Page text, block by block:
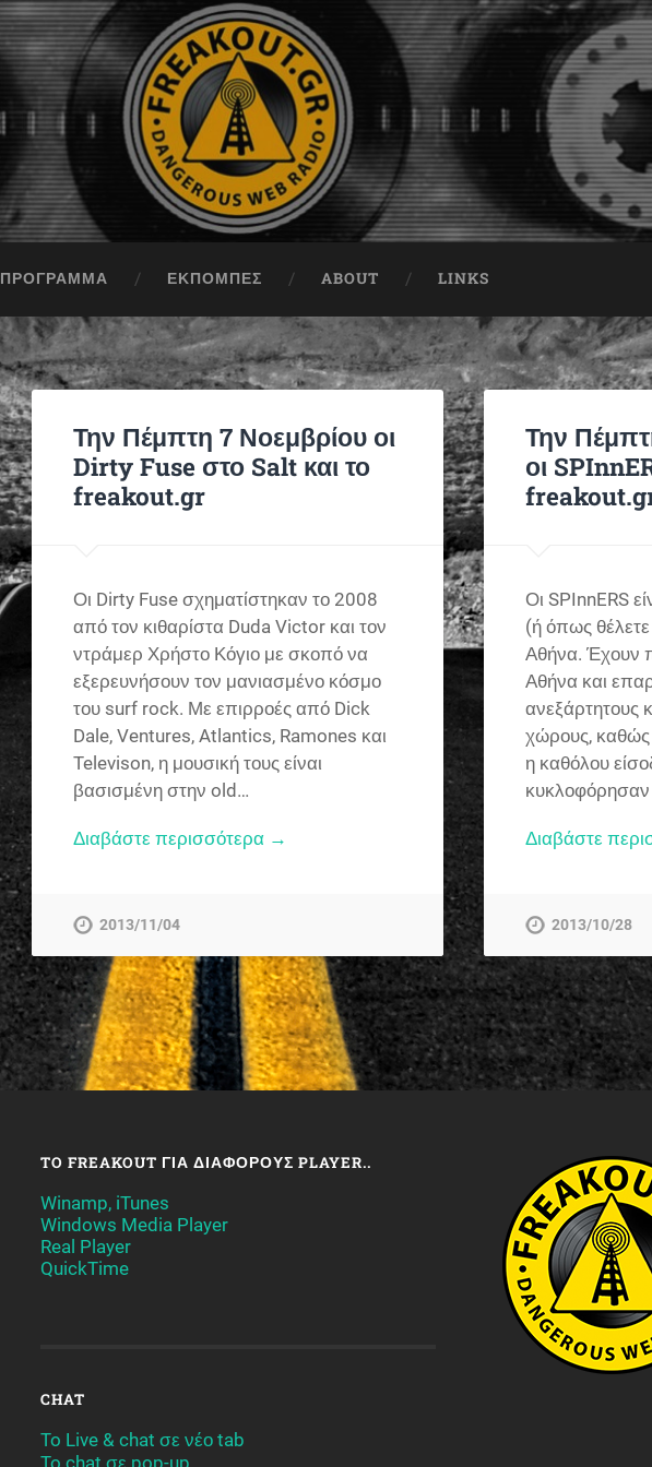
ΠΡΟΓΡΑΜΜΑ ΕΚΠΟΜΠΈΣ ABOUT LINKS
Την Πέμπτη 7 Νοεμβρίου οι
Dirty Fuse στο Salt και το
freakout.gr
Οι Dirty Fuse σχηματίστηκαν το 2008
από τον κιθαρίστα Duda Victor και τον
ντράμερ Χρήστο Κόγιο με σκοπό να
εξερευνήσουν τον μανιασμένο κόσμο
του surf rock. Με επιρροές από Dick
Dale, Ventures, Atlantics, Ramones και
Televison, η μουσική τους είναι
βασισμένη στην old…
Διαβάστε περισσότερα →
2013/11/04
Την
οι
Οι SPInnERS
(ή όπως θέλετε
Αθήνα. Έχουν
Αθήνα και
ανεξάρτητους
χώρους, καθώς
η καθόλου
Διαβάστε
2013/10/28
TO FREAKOUT ΓΙΑ ΔΙΆΦΟΡΟΥΣ PLAYER..
Winamp, iTunes
Windows Media Player
Real Player
QuickTime
CHAT
To Live & chat σε νέο tab
To chat σε pop-up